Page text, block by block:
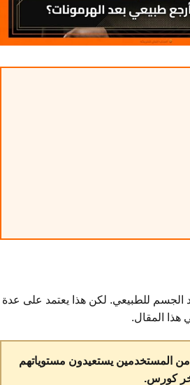
الجسم للطبيعي. لكن هذا يعتمد على عدة
المقال.
90-95% من المستخدمين يستعيدون مستوياتهم
كورس.